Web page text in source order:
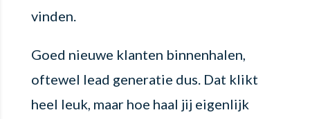
vinden.
Goed nieuwe klanten binnenhalen,
oftewel lead generatie dus. Dat klikt
heel leuk, maar hoe haal jij eigenlijk